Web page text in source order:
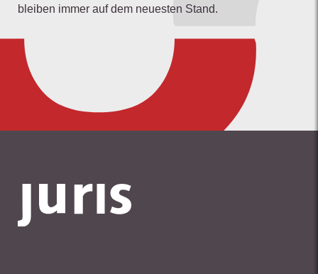
bleiben immer auf dem neuesten Stand.